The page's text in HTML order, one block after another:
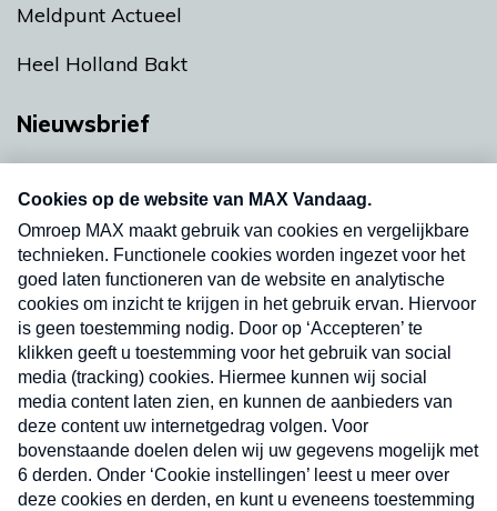
Meldpunt Actueel
Heel Holland Bakt
Nieuwsbrief
nieuwsbrief. Elke vrijdag- en dinsdagochtend in
uw mailbox.
Verzend
Nieuwsbrief